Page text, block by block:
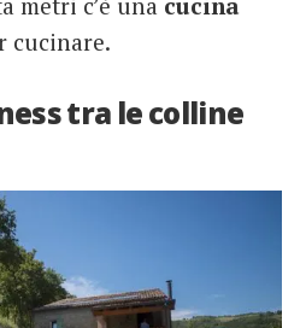
cucinare.
tra le colline